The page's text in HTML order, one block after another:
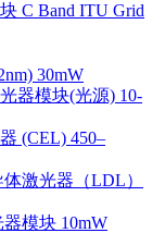
C Band ITU Grid
30mW
器模块(光源) 10-
(CEL) 450–
激光器（LDL）
模块 10mW